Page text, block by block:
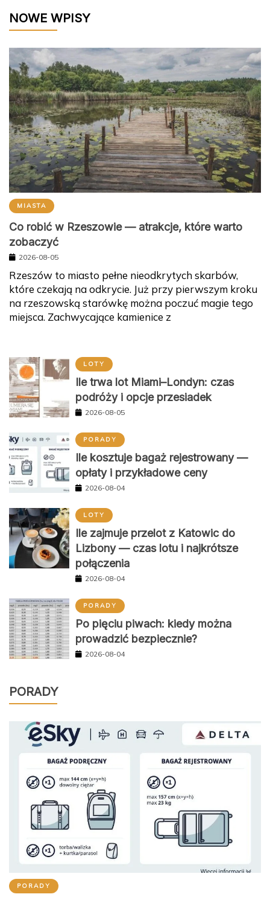
NOWE WPISY
MIASTA
Co robić w Rzeszowie — atrakcje, które warto
zobaczyć
2026-08-05
Rzeszów to miasto pełne nieodkrytych skarbów,
które czekają na odkrycie. Już przy pierwszym kroku
na rzeszowską starówkę można poczuć magie tego
miejsca. Zachwycające kamienice z
LOTY
Ile trwa lot Miami–Londyn: czas
podróży i opcje przesiadek
2026-08-05
PORADY
Ile kosztuje bagaż rejestrowany —
opłaty i przykładowe ceny
2026-08-04
LOTY
Ile zajmuje przelot z Katowic do
Lizbony — czas lotu i najkrótsze
połączenia
2026-08-04
PORADY
Po pięciu piwach: kiedy można
prowadzić bezpiecznie?
2026-08-04
PORADY
PORADY